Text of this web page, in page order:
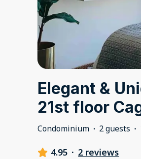
Elegant &
21st floor
Condominium · 2 guests ·
4.95 · 2 reviews